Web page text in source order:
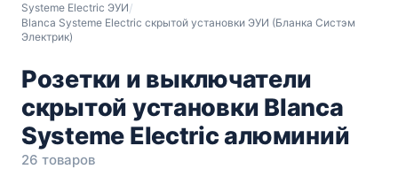
Systeme Electric ЭУИ/
Blanca Systeme Electric скрытой установки ЭУИ (Бланка Систэм
Электрик)
Розетки и выключатели
скрытой установки Blanca
Systeme Electric алюминий
26 товаров